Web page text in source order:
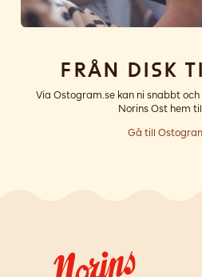
Från disk
Via Ostogram.se kan ni snabbt
Norins Ost hem
Gå till